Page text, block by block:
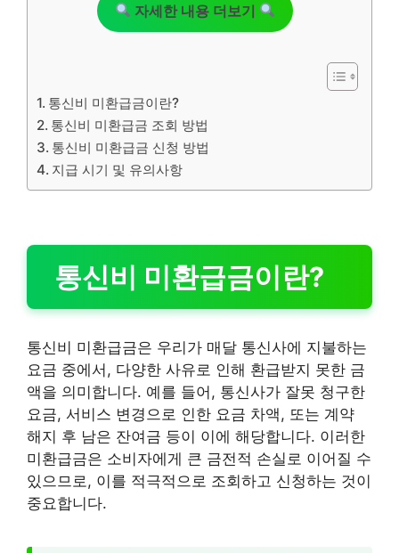
자세한 내용 더보기
통신비 미환급금이란?
통신비 미환급금 조회 방법
통신비 미환급금 신청 방법
지급 시기 및 유의사항
통신비 미환급금이란?
통신비 미환급금은 우리가 매달 통신사에 지불하는
요금 중에서, 다양한 사유로 인해 환급받지 못한 금
액을 의미합니다. 예를 들어, 통신사가 잘못 청구한
요금, 서비스 변경으로 인한 요금 차액, 또는 계약
해지 후 남은 잔여금 등이 이에 해당합니다. 이러한
미환급금은 소비자에게 큰 금전적 손실로 이어질 수
있으므로, 이를 적극적으로 조회하고 신청하는 것이
중요합니다.